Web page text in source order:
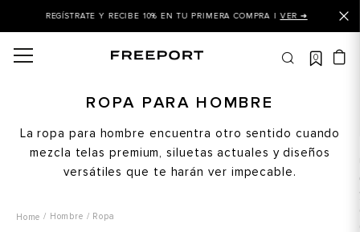
REGÍSTRATE Y RECIBE 10% EN TU PRIMERA COMPRA |VER ➜
0
ROPA PARA HOMBRE
La ropa para hombre encuentra otro sentido cuando
mezcla telas premium, siluetas actuales y diseños
versátiles que te harán ver impecable.
Hombre Ropa